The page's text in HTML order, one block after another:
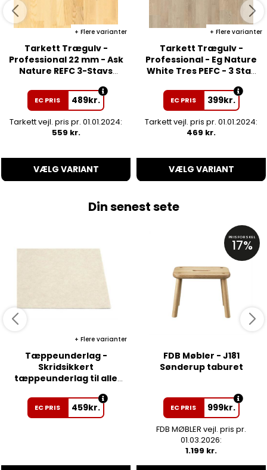
Flere varianter
Tarkett Trægulv -
Professional 22 mm - Ask
Nature REFC 3-Stavs
EC PRIS 489kr.
Tarkett vejl. pris pr. 01.01.2024:
559 kr.
VÆLG VARIANT
Flere varianter
Tarkett Trægulv -
Professional - Eg Nature
White Tres PEFC - 3 Stav
EC PRIS 399kr.
Tarkett vejl. pris pr. 01.01.2024:
469 kr.
VÆLG VARIANT
Din senest sete
Flere varianter
Tæppeunderlag -
Skridsikkert
tæppeunderlag til alle
EC PRIS 459kr.
PRISFORSKEL
17%
FDB Møbler - J181
Sønderup taburet
EC PRIS 999kr.
FDB MØBLER vejl. pris pr.
01.03.2026:
1.199 kr.